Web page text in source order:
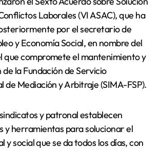
Laborales (VI ASAC), que ha
por el secretario de
y Economía Social, en nombre del
que compromete el mantenimiento y
la Fundación de Servicio
de Mediación y Arbitraje (SIMA-FSP).
y patronal establecen
y herramientas para solucionar el
y social que se da todos los días, con